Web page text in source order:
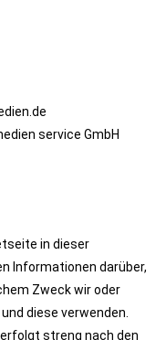
service GmbH
in dieser
Informationen darüber,
Zweck wir oder
diese verwenden.
erfolgt streng nach den